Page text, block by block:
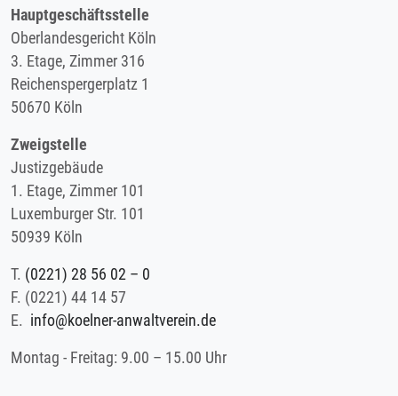
Hauptgeschäftsstelle
Oberlandesgericht Köln
3. Etage, Zimmer 316
Reichenspergerplatz 1
50670 Köln
Zweigstelle
Justizgebäude
1. Etage, Zimmer 101
Luxemburger Str. 101
50939 Köln
T. (0221) 28 56 02 – 0
F. (0221) 44 14 57
E. info@koelner-anwaltverein.de
Montag - Freitag: 9.00 – 15.00 Uhr